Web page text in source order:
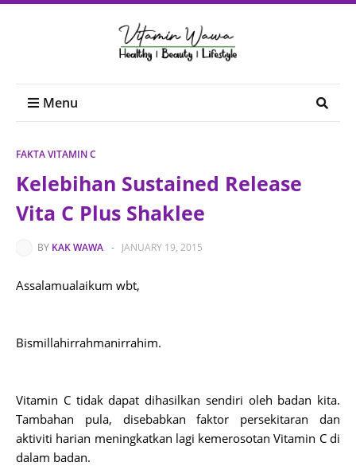
Menu
FAKTA VITAMIN C
Kelebihan Sustained Release
Vita C Plus Shaklee
BY KAK WAWA - JANUARY 19, 2015
Assalamualaikum wbt,
Bismillahirrahmanirrahim.
Vitamin C tidak dapat dihasilkan sendiri oleh badan kita.
Tambahan pula, disebabkan faktor persekitaran dan
aktiviti harian meningkatkan lagi kemerosotan Vitamin C di
dalam badan.